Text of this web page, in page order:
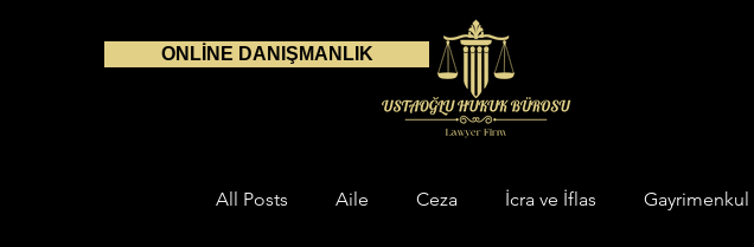
ONLİNE DANIŞMANLIK
All Posts Aile Ceza İcra ve İflas Gayrimenkul